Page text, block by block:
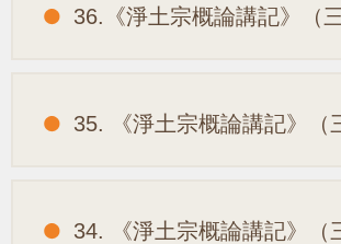
36.《淨土宗概論講記》（
35. 《淨土宗概論講記》（
34. 《淨土宗概論講記》（